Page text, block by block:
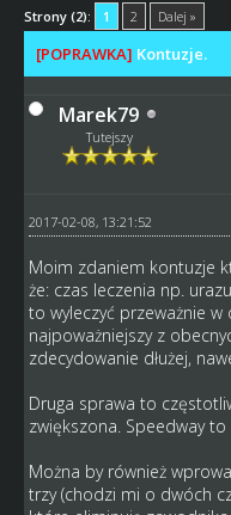
Strony (2): 1 2 Dalej »
[POPRAWKA] Kontuzje.
Marek79
Tutejszy
2017-02-08, 13:21:52
Moim zdaniem kontuzje
że: czas leczenia np.
to wyleczyć przeważnie
najpoważniejszy z
zdecydowanie dłużej,
Druga sprawa to
zwiększona. Speedway
Można by również
trzy (chodzi mi o dwóch